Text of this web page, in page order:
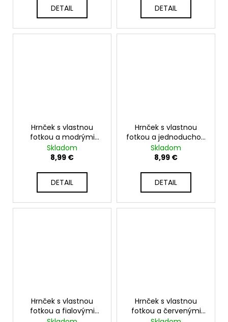
DETAIL DETAIL
Hrnček s vlastnou
fotkou a modrými
kvetmi - 330ml biely
Skladom
8,99 €
DETAIL
Hrnček s vlastnou
fotkou a jednoduchou
potlačou sŕdc - 330ml
biely
Skladom
8,99 €
DETAIL
Hrnček s vlastnou
fotkou a fialovými
Hrnček s vlastnou
fotkou a červenými